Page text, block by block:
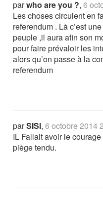
parwho are you ?,6
Les choses circulent en
referendum . Là c’est
peuple ,il aura afin son
pour faire prévaloir les
alors qu’on passe à la
referendum
parSISI,6 octobre 2014
IL Fallait avoir le
piège tendu.